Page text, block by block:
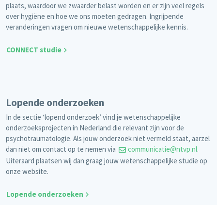
plaats, waardoor we zwaarder belast worden en er zijn veel regels
over hygiëne en hoe we ons moeten gedragen. Ingrijpende
veranderingen vragen om nieuwe wetenschappelijke kennis.
CONNECT studie
Lopende onderzoeken
In de sectie ‘lopend onderzoek’ vind je wetenschappelijke
onderzoeksprojecten in Nederland die relevant zijn voor de
psychotraumatologie. Als jouw onderzoek niet vermeld staat, aarzel
dan niet om contact op te nemen via
communicatie@ntvp.nl.
Uiteraard plaatsen wij dan graag jouw wetenschappelijke studie op
onze website.
Lopende onderzoeken